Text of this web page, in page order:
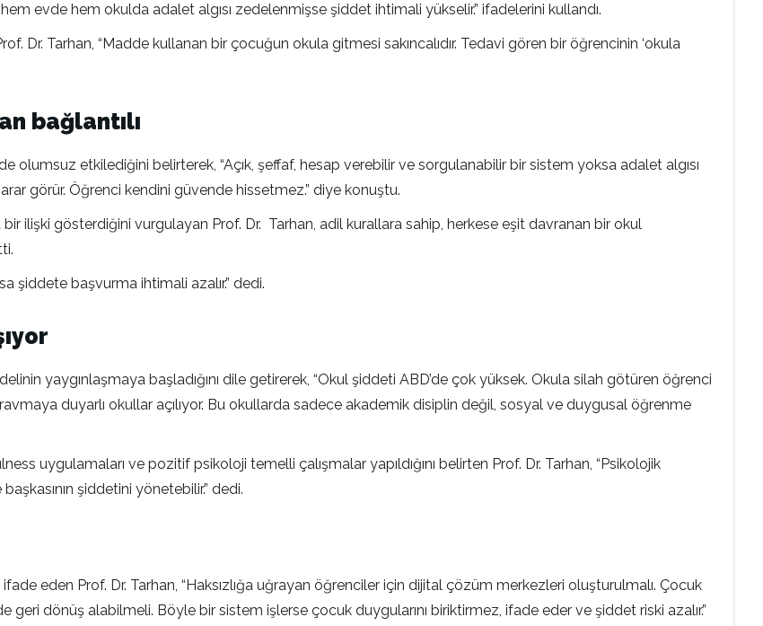
evde hem okulda adalet algısı zedelenmişse şiddet ihtimali yükselir.” ifadelerini kullandı.
Dr. Tarhan, “Madde kullanan bir çocuğun okula gitmesi sakıncalıdır. Tedavi gören bir öğrencinin ‘okula
bağlantılı
olumsuz etkilediğini belirterek, “Açık, şeffaf, hesap verebilir ve sorgulanabilir bir sistem yoksa adalet algısı
görür. Öğrenci kendini güvende hissetmez.” diye konuştu.
bir ilişki gösterdiğini vurgulayan Prof. Dr. Tarhan, adil kurallara sahip, herkese eşit davranan bir okul
şiddete başvurma ihtimali azalır.” dedi.
yaygınlaşmaya başladığını dile getirerek, “Okul şiddeti ABD’de çok yüksek. Okula silah götüren öğrenci
duyarlı okullar açılıyor. Bu okullarda sadece akademik disiplin değil, sosyal ve duygusal öğrenme
uygulamaları ve pozitif psikoloji temelli çalışmalar yapıldığını belirten Prof. Dr. Tarhan, “Psikolojik
şiddetini yönetebilir.” dedi.
eden Prof. Dr. Tarhan, “Haksızlığa uğrayan öğrenciler için dijital çözüm merkezleri oluşturulmalı. Çocuk
dönüş alabilmeli. Böyle bir sistem işlerse çocuk duygularını biriktirmez, ifade eder ve şiddet riski azalır.”